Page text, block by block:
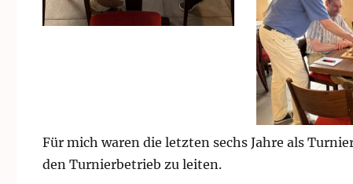
Für mich waren die letzten sechs Jahre als
den Turnierbetrieb zu leiten.